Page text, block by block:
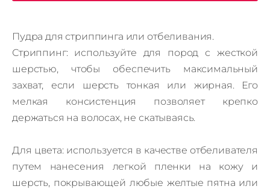
Пудра для стриппинга или отбеливания.
Стриппинг: используйте для пород с жесткой
шерстью, чтобы обеспечить максимальный
захват, если шерсть тонкая или жирная. Его
мелкая консистенция позволяет крепко
держаться на волосах, не скатываясь.
Для цвета: используется в качестве отбеливателя
путем нанесения легкой пленки на кожу и
шерсть, покрывающей любые желтые пятна или